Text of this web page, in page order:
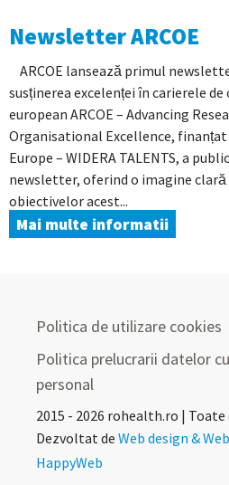
Newsletter ARCOE
ARCOE lansează primul
susținerea excelenței în carierele
european ARCOE – Advancing
Organisational Excellence,
Europe – WIDERA TALENTS, a
newsletter, oferind o imagine
obiectivelor acest...
Mai multe informatii
2015 - 2026 rohealth.ro |
Dezvoltat de Web design &
HappyWeb
Politica de utilizare cookies
Politica prelucrarii datelor
personal